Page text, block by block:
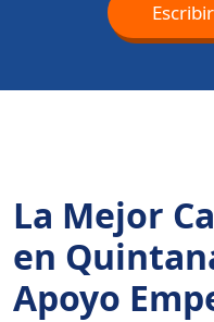
La Mejor
en
Apoyo